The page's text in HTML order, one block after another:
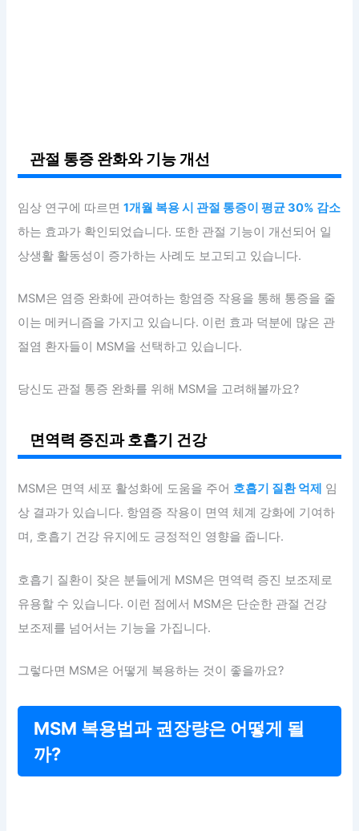
관절 통증 완화와 기능 개선
임상 연구에 따르면1개월 복용 시 관절 통증이 평균 30% 감소
하는 효과가 확인되었습니다. 또한 관절 기능이 개선되어 일
상생활 활동성이 증가하는 사례도 보고되고 있습니다.
MSM은 염증 완화에 관여하는 항염증 작용을 통해 통증을 줄
이는 메커니즘을 가지고 있습니다. 이런 효과 덕분에 많은 관
절염 환자들이 MSM을 선택하고 있습니다.
당신도 관절 통증 완화를 위해 MSM을 고려해볼까요?
면역력 증진과 호흡기 건강
MSM은 면역 세포 활성화에 도움을 주어 호흡기 질환 억제
임
상 결과가 있습니다. 항염증 작용이 면역 체계 강화에 기여하
며, 호흡기 건강 유지에도 긍정적인 영향을 줍니다.
호흡기 질환이 잦은 분들에게 MSM은 면역력 증진 보조제로
유용할 수 있습니다. 이런 점에서 MSM은 단순한 관절 건강
보조제를 넘어서는 기능을 가집니다.
그렇다면 MSM은 어떻게 복용하는 것이 좋을까요?
MSM 복용법과 권장량은 어떻게 될
까?